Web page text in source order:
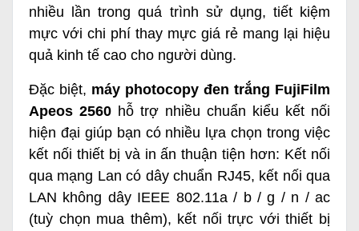
nhiều lần trong quá trình sử dụng, tiết kiệm
mực với chi phí thay mực giá rẻ mang lại hiệu
quả kinh tế cao cho người dùng.
Đặc biệt, máy photocopy đen trắng FujiFilm
Apeos 2560 hỗ trợ nhiều chuẩn kiểu kết nối
hiện đại giúp bạn có nhiều lựa chọn trong việc
kết nối thiết bị và in ấn thuận tiện hơn: Kết nối
qua mạng Lan có dây chuẩn RJ45, kết nối qua
LAN không dây IEEE 802.11a / b / g / n / ac
(tuỳ chọn mua thêm), kết nối trực với thiết bị